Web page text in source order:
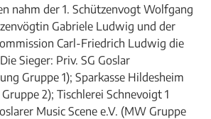
nahm der 1. Schützenvogt Wolfgang
Gabriele Ludwig und der
Carl-Friedrich Ludwig die
Sieger: Priv. SG Goslar
Gruppe 1); Sparkasse Hildesheim
2); Tischlerei Schnevoigt 1
Music Scene e.V. (MW Gruppe